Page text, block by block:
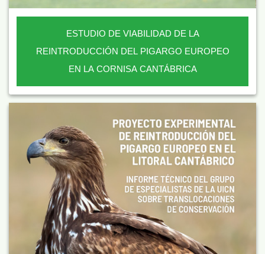
ESTUDIO DE VIABILIDAD DE LA
REINTRODUCCIÓN DEL PIGARGO EUROPEO
EN LA CORNISA CANTÁBRICA